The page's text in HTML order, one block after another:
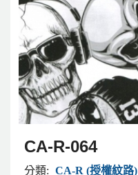
CA-R-064
分類: CA-R (授權紋路)